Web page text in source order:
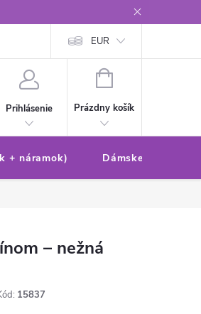
Ochrana osobných údajov
EUR
Prihlásenie
NÁKUPNÝ
Prázdny košík
+ náramok) Dámske sety
– nežná
15837